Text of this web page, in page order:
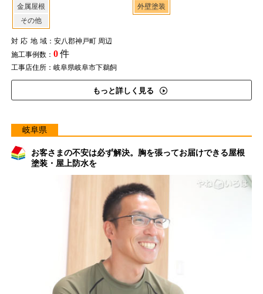
金属屋根
その他
外壁塗装
対応地域：安八郡神戸町 周辺
施工事例数： 0件
工事店住所：岐阜県岐阜市下鵜飼
もっと詳しく見る
岐阜県
お客さまの不安は必ず解決。胸を張ってお届けできる屋根
塗装・屋上防水を